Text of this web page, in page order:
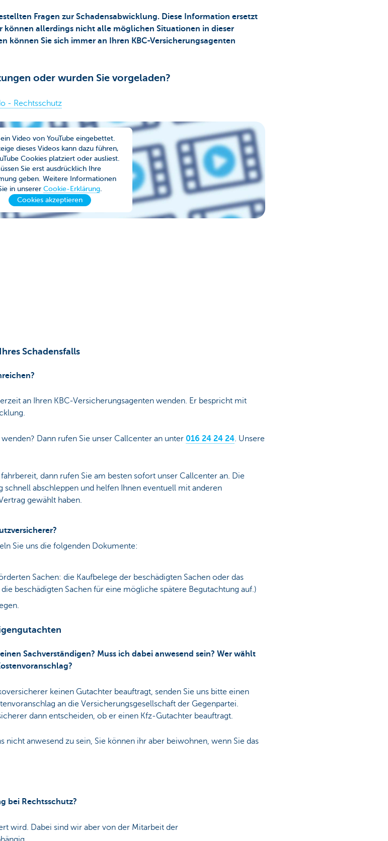
Fragen zur Schadensabwicklung. Diese Information ersetzt
können allerdings nicht alle möglichen Situationen in dieser
können Sie sich immer an Ihren KBC-Versicherungsagenten
oder wurden Sie vorgeladen?
- Rechtsschutz
Video von YouTube eingebettet.
dieses Videos kann dazu führen,
Cookies platziert oder ausliest.
Sie erst ausdrücklich Ihre
geben. Weitere Informationen
in unserer Cookie-Erklärung.
Cookies akzeptieren
Schadensfalls
an Ihren KBC-Versicherungsagenten wenden. Er bespricht mit
Dann rufen Sie unser Callcenter an unter 016 24 24 24. Unsere
dann rufen Sie am besten sofort unser Callcenter an. Die
schnell abschleppen und helfen Ihnen eventuell mit anderen
gewählt haben.
Sie uns die folgenden Dokumente:
Sachen: die Kaufbelege der beschädigten Sachen oder das
beschädigten Sachen für eine mögliche spätere Begutachtung auf.)
Sachverständigen? Muss ich dabei anwesend sein? Wer wählt
keinen Gutachter beauftragt, senden Sie uns bitte einen
an die Versicherungsgesellschaft der Gegenpartei.
dann entscheiden, ob er einen Kfz-Gutachter beauftragt.
nicht anwesend zu sein, Sie können ihr aber beiwohnen, wenn Sie das
bei Rechtsschutz?
wird. Dabei sind wir aber von der Mitarbeit der